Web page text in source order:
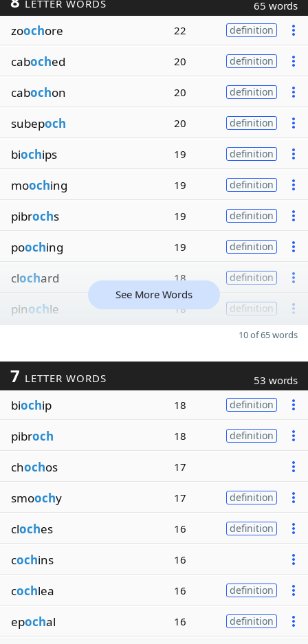
LETTER WORDS 65 words
zoochore 22 definition
caboched 20 definition
cabochon 20 definition
subepoch 20 definition
biochips 19 definition
mooching 19 definition
pibrochs 19 definition
pooching 19 definition
clochard 18 definition
pinochle 18 definition
See More Words
10 of 65 words
7 LETTER WORDS 53 words
biochip 18 definition
pibroch 18 definition
chochos 17
smoochy 17 definition
cloches 16 definition
cochins 16
cochlea 16 definition
epochal 16 definition